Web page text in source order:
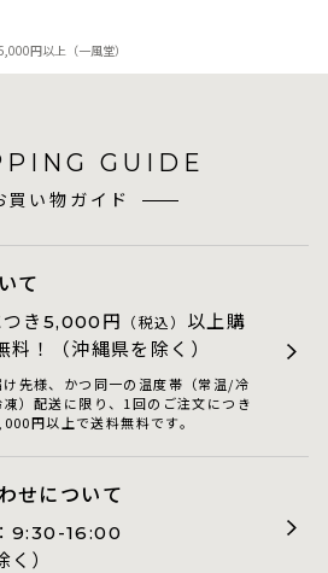
円以上（一風堂）
GUIDE
買い物ガイド
て
き 5,000 円 （税込） 以上購
料！（沖縄県を除く）
け先様、かつ同一の温度帯（常温/冷
）配送に限り、1回のご注文につき
円以上で送料無料です。
せについて
9:30-16:00
く）